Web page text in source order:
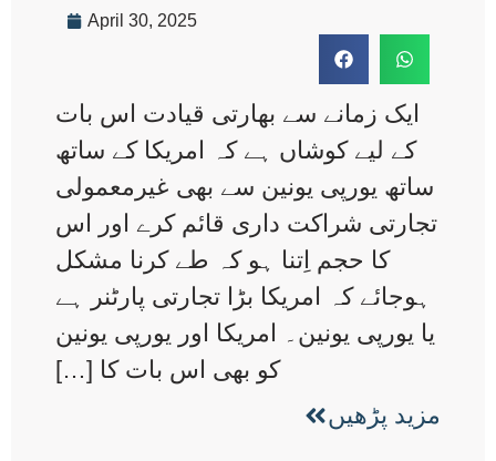
April 30, 2025
ایک زمانے سے بھارتی قیادت اس بات
کے لیے کوشاں ہے کہ امریکا کے ساتھ
ساتھ یورپی یونین سے بھی غیرمعمولی
تجارتی شراکت داری قائم کرے اور اس
کا حجم اِتنا ہو کہ طے کرنا مشکل
ہوجائے کہ امریکا بڑا تجارتی پارٹنر ہے
یا یورپی یونین۔ امریکا اور یورپی یونین
کو بھی اس بات کا […]
مزید پڑھیں